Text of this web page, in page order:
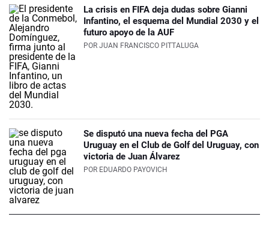
La crisis en FIFA deja dudas sobre Gianni
Infantino, el esquema del Mundial 2030 y el
futuro apoyo de la AUF
POR JUAN FRANCISCO PITTALUGA
Se disputó una nueva fecha del PGA
Uruguay en el Club de Golf del Uruguay, con
victoria de Juan Álvarez
POR EDUARDO PAYOVICH